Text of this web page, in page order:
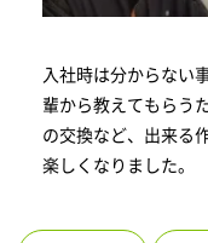
入社時は分からない
輩から教えてもらう
の交換など、出来る
楽しくなりました。